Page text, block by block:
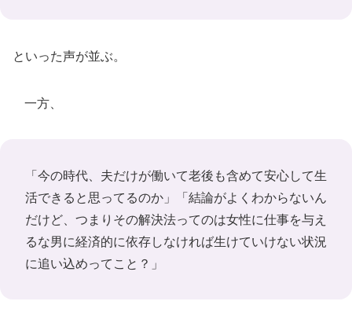
といった声が並ぶ。
一方、
「今の時代、夫だけが働いて老後も含めて安心して生
活できると思ってるのか」「結論がよくわからないん
だけど、つまりその解決法ってのは女性に仕事を与え
るな男に経済的に依存しなければ生けていけない状況
に追い込めってこと？」